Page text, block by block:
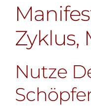
Zyklus,
Nutze